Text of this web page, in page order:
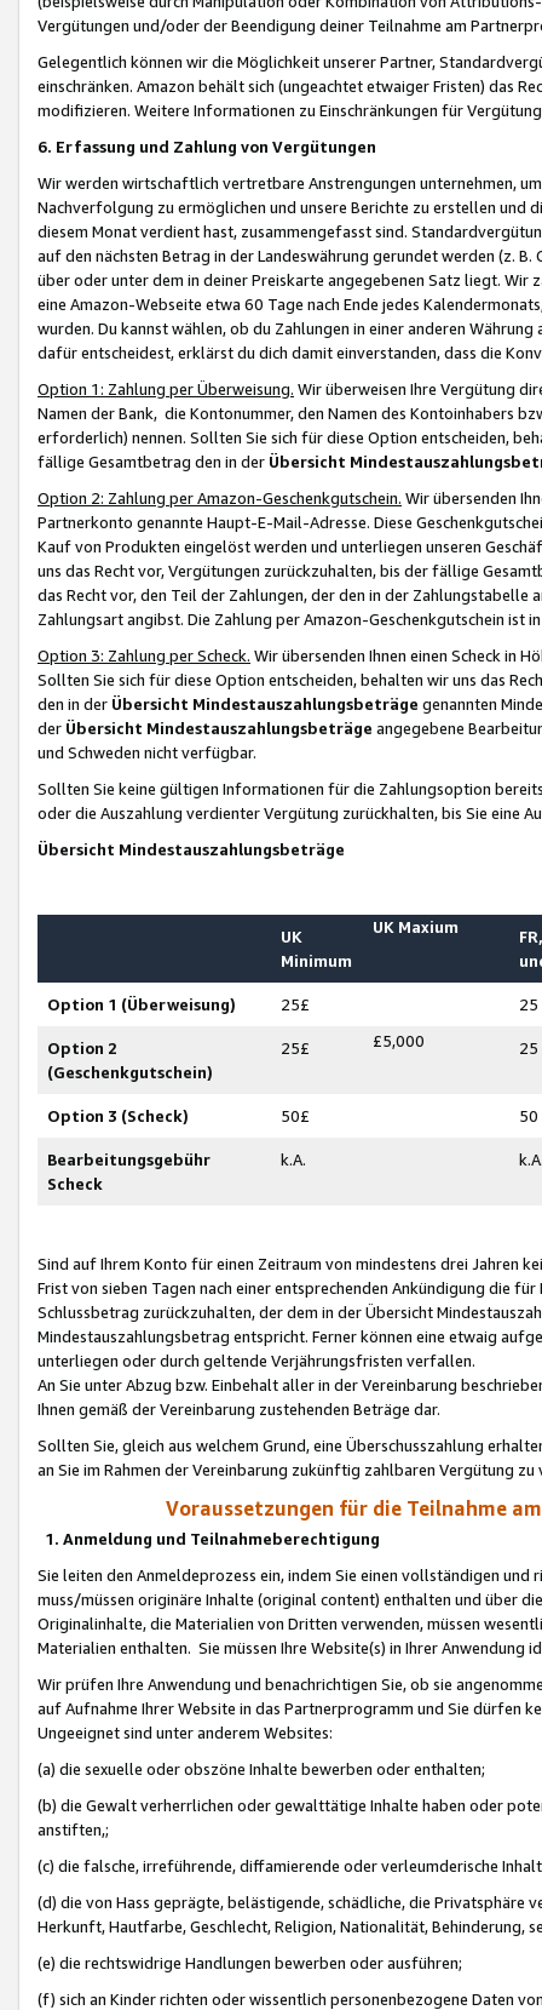
Vergütungen und/oder der Beendigung deiner Teilnahme am
Gelegentlich können wir die Möglichkeit unserer Partner,
einschränken. Amazon behält sich (ungeachtet etwaiger Fristen) das
modifizieren. Weitere Informationen zu Einschränkungen für
6. Erfassung und Zahlung von Vergütungen
Wir werden wirtschaftlich vertretbare Anstrengungen unternehmen,
Nachverfolgung zu ermöglichen und unsere Berichte zu erstellen und
diesem Monat verdient hast, zusammengefasst sind.
auf den nächsten Betrag in der Landeswährung gerundet werden (z.
über oder unter dem in deiner Preiskarte angegebenen Satz liegt.
eine Amazon-Webseite etwa 60 Tage nach Ende jedes
wurden. Du kannst wählen, ob du Zahlungen in einer anderen
dafür entscheidest, erklärst du dich damit einverstanden, dass die
Option 1: Zahlung per Überweisung. Wir überweisen Ihre Vergütung
Namen der Bank, die Kontonummer, den Namen des Kontoinhabers
erforderlich) nennen. Sollten Sie sich für diese Option entscheiden,
fällige Gesamtbetrag den in der Übersicht
Option 2: Zahlung per Amazon-Geschenkgutschein. Wir übersenden
Partnerkonto genannte Haupt-E-Mail-Adresse. Diese
Kauf von Produkten eingelöst werden und unterliegen unseren
uns das Recht vor, Vergütungen zurückzuhalten, bis der fällige
das Recht vor, den Teil der Zahlungen, der den in der
Zahlungsart angibst. Die Zahlung per Amazon-Geschenkgutschein ist
Option 3: Zahlung per Scheck. Wir übersenden Ihnen einen Scheck in
Sollten Sie sich für diese Option entscheiden, behalten wir uns das
den in der Übersicht Mindestauszahlungsbeträge genannten
der Übersicht Mindestauszahlungsbeträge angegebene
und Schweden nicht verfügbar.
Sollten Sie keine gültigen Informationen für die Zahlungsoption
oder die Auszahlung verdienter Vergütung zurückhalten, bis Sie
Übersicht Mindestauszahlungsbeträge
UK
Minimum
UK Maxium
Option 1 (Überweisung) 25£ 25
Option 2
(Geschenkgutschein)
25£ £5,000 25
Option 3 (Scheck) 50£ 50
Bearbeitungsgebühr
Scheck
k.A.
Sind auf Ihrem Konto für einen Zeitraum von mindestens drei Jahren
Frist von sieben Tagen nach einer entsprechenden Ankündigung die
Schlussbetrag zurückzuhalten, der dem in der Übersicht
Mindestauszahlungsbetrag entspricht. Ferner können eine etwaig
unterliegen oder durch geltende Verjährungsfristen verfallen.
An Sie unter Abzug bzw. Einbehalt aller in der Vereinbarung
Ihnen gemäß der Vereinbarung zustehenden Beträge dar.
Sollten Sie, gleich aus welchem Grund, eine Überschusszahlung
an Sie im Rahmen der Vereinbarung zukünftig zahlbaren Vergütung zu
Voraussetzungen für die Teilnahme
1. Anmeldung und Teilnahmeberechtigung
Sie leiten den Anmeldeprozess ein, indem Sie einen vollständigen
muss/müssen originäre Inhalte (original content) enthalten und über
Originalinhalte, die Materialien von Dritten verwenden, müssen
Materialien enthalten. Sie müssen Ihre Website(s) in Ihrer Anwendung
Wir prüfen Ihre Anwendung und benachrichtigen Sie, ob sie
auf Aufnahme Ihrer Website in das Partnerprogramm und Sie dürfen
Ungeeignet sind unter anderem Websites:
(a) die sexuelle oder obszöne Inhalte bewerben oder enthalten;
(b) die Gewalt verherrlichen oder gewalttätige Inhalte haben oder
anstiften,;
(c) die falsche, irreführende, diffamierende oder verleumderische
(d) die von Hass geprägte, belästigende, schädliche, die Privatsphäre
Herkunft, Hautfarbe, Geschlecht, Religion, Nationalität, Behinderung,
(e) die rechtswidrige Handlungen bewerben oder ausführen;
(f) sich an Kinder richten oder wissentlich personenbezogene Daten